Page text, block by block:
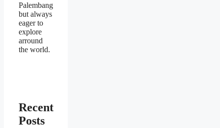
Palembang
but always
eager to
explore
arround
the world.
Recent
Posts